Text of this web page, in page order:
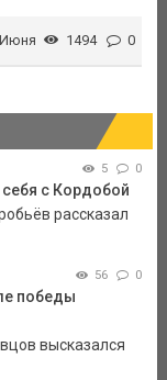
1494 0
5 0
с Кордобой
рассказал
56 0
победы
высказался